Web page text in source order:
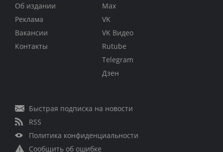
Об издании
Реклама
Вакансии
Контакты
Max
VK
VK Видео
Rutube
Telegram
Дзен
Быстрая подписка на новости
RSS
Политика конфиденциальности
Сообщить об ошибке